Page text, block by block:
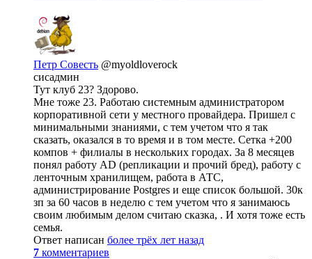
Петр Совесть @myoldloverock
сисадмин
Тут клуб 23? Здорово.
Мне тоже 23. Работаю системным администратором
корпоративной сети у местного провайдера. Пришел с
минимальными знаниями, с тем учетом что я так
сказать, оказался в то время и в том месте. Сетка +200
компов + филиалы в нескольких городах. За 8 месяцев
понял работу AD (репликации и прочий бред), работу с
ленточным хранилищем, работа в АТС,
администрирование Postgres и еще список большой. 30к
зп за 60 часов в неделю с тем учетом что я занимаюсь
своим любимым делом считаю сказка, . И хотя тоже есть
семья.
Ответ написан более трёх лет назад
7 комментариев